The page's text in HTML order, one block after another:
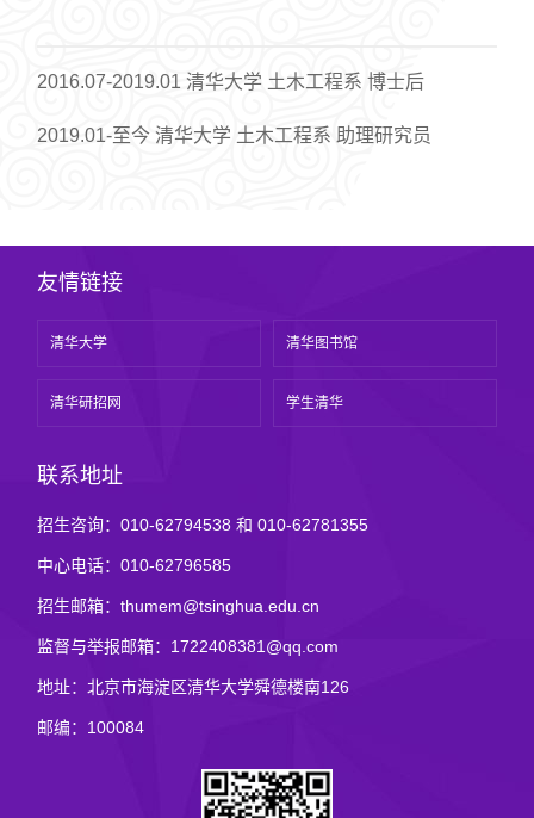
2016.07-2019.01 清华大学 土木工程系 博士后
2019.01-至今 清华大学 土木工程系 助理研究员
友情链接
清华大学 清华图书馆
清华研招网 学生清华
联系地址
招生咨询：010-62794538 和 010-62781355
中心电话：010-62796585
招生邮箱：thumem@tsinghua.edu.cn
监督与举报邮箱：1722408381@qq.com
地址：北京市海淀区清华大学舜德楼南126
邮编：100084